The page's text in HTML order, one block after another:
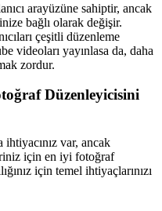
arayüzüne sahiptir, ancak
bağlı olarak değişir.
çeşitli düzenleme
videoları yayınlasa da, daha
zordur.
Düzenleyicisini
var, ancak
için en iyi fotoğraf
için temel ihtiyaçlarınızı